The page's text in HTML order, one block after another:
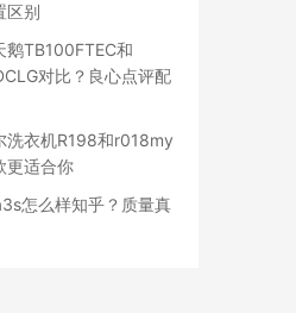
区别
鹅TB100FTEC和
对比？良心点评配
洗衣机R198和r018my
更适合你
怎么样知乎？质量真